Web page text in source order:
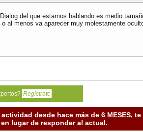
del que estamos hablando es medio
al menos va aparecer muy molestamente
Registrate
desde hace más de 6 MESES,
lugar de responder al actual.